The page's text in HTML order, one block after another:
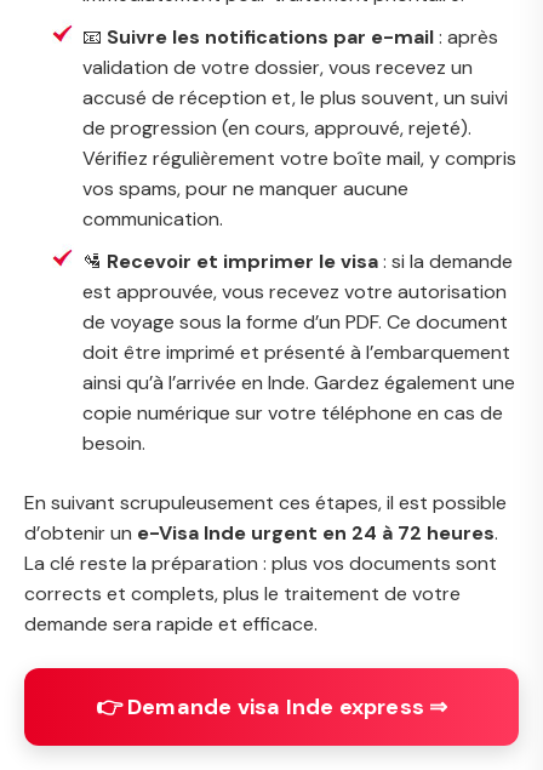
📧 Suivre les notifications par e-mail: après
validation de votre dossier, vous recevez un
accusé de réception et, le plus souvent, un suivi
de progression (en cours, approuvé, rejeté).
Vérifiez régulièrement votre boîte mail, y compris
vos spams, pour ne manquer aucune
communication.
🛂 Recevoir et imprimer le visa: si la demande
est approuvée, vous recevez votre autorisation
de voyage sous la forme d’un PDF. Ce document
doit être imprimé et présenté à l’embarquement
ainsi qu’à l’arrivée en Inde. Gardez également une
copie numérique sur votre téléphone en cas de
besoin.
En suivant scrupuleusement ces étapes, il est possible
d’obtenir un e-Visa Inde urgent en 24 à 72 heures.
La clé reste la préparation : plus vos documents sont
corrects et complets, plus le traitement de votre
demande sera rapide et efficace.
👉 Demande visa Inde express ⇒